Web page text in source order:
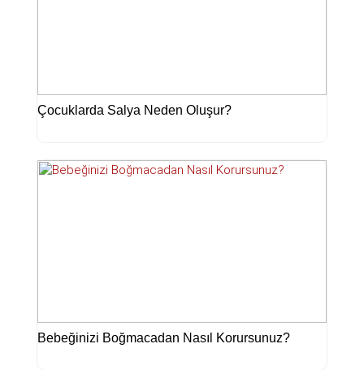
Çocuklarda Salya Neden Oluşur?
Bebeğinizi Boğmacadan Nasıl Korursunuz?